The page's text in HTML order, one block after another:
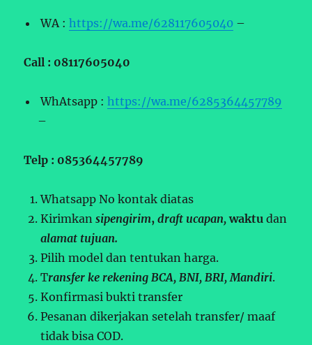
WA :https://wa.me/628117605040 –
Call : 08117605040
WhAtsapp :https://wa.me/6285364457789
–
Telp : 085364457789
Whatsapp No kontak diatas
Kirimkansipengirim,draft ucapan,waktudan
alamat tujuan.
Pilih model dan tentukan harga.
Transfer ke rekening BCA, BNI, BRI, Mandiri.
Konfirmasi bukti transfer
Pesanan dikerjakan setelah transfer/ maaf
tidak bisa COD.